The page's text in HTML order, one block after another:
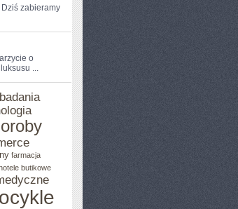
Dziś zabieramy
o
...
badania
farmacja
butikowe